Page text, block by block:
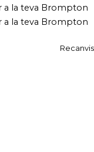
a la teva Brompton
a la teva Brompton
Recanvis